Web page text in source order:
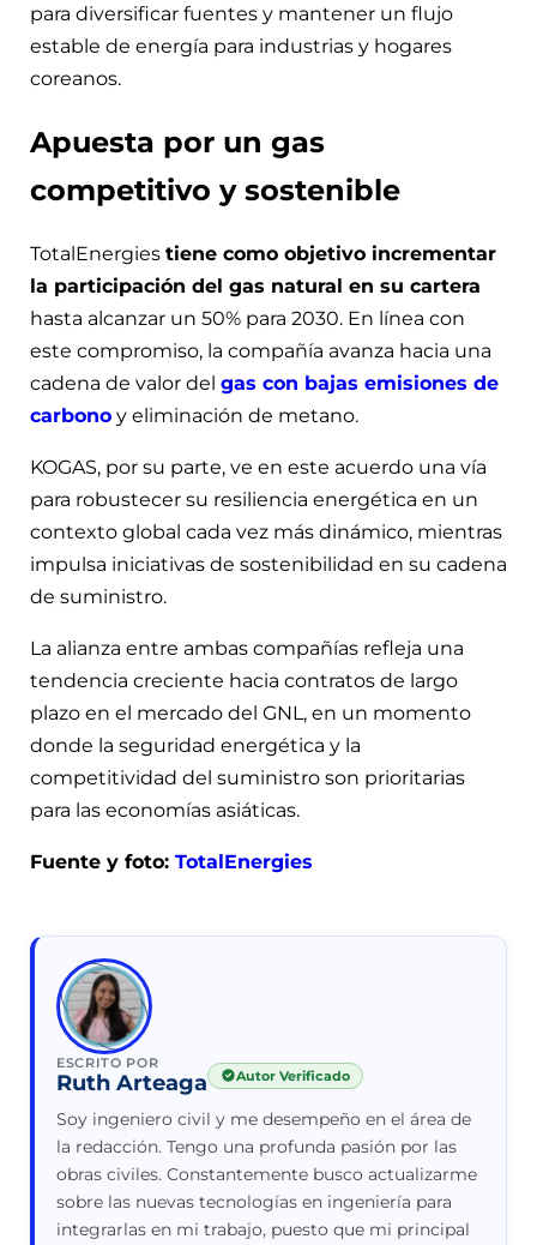
para diversificar fuentes y mantener un flujo
estable de energía para industrias y hogares
coreanos.
Apuesta por un gas
competitivo y sostenible
TotalEnergies tiene como objetivo incrementar
la participación del gas natural en su cartera
hasta alcanzar un 50% para 2030. En línea con
este compromiso, la compañía avanza hacia una
cadena de valor del gas con bajas emisiones de
carbono y eliminación de metano.
KOGAS, por su parte, ve en este acuerdo una vía
para robustecer su resiliencia energética en un
contexto global cada vez más dinámico, mientras
impulsa iniciativas de sostenibilidad en su cadena
de suministro.
La alianza entre ambas compañías refleja una
tendencia creciente hacia contratos de largo
plazo en el mercado del GNL, en un momento
donde la seguridad energética y la
competitividad del suministro son prioritarias
para las economías asiáticas.
Fuente y foto: TotalEnergies
ESCRITO POR
Ruth Arteaga Autor Verificado
Soy ingeniero civil y me desempeño en el área de
la redacción. Tengo una profunda pasión por las
obras civiles. Constantemente busco actualizarme
sobre las nuevas tecnologías en ingeniería para
integrarlas en mi trabajo, puesto que mi principal